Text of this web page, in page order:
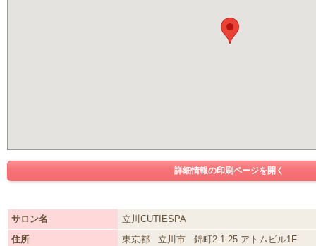
詳細情報の印刷ページを開く
サロン名
立川CUTIESPA
住所
東京都 立川市 錦町2-1-25 アトムビル1F